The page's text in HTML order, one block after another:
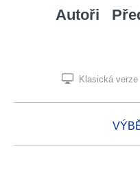
Autoři
Klasická verze